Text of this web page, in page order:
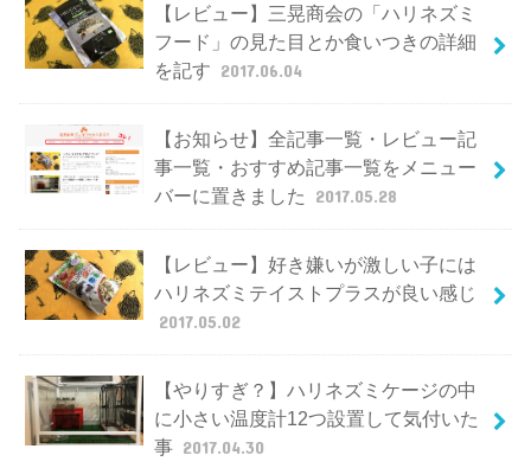
【レビュー】三晃商会の「ハリネズミ
フード」の見た目とか食いつきの詳細
を記す 2017.06.04
【お知らせ】全記事一覧・レビュー記
事一覧・おすすめ記事一覧をメニュー
バーに置きました
2017.05.28
【レビュー】好き嫌いが激しい子には
ハリネズミテイストプラスが良い感じ
2017.05.02
【やりすぎ？】ハリネズミケージの中
に小さい温度計12つ設置して気付いた
事 2017.04.30